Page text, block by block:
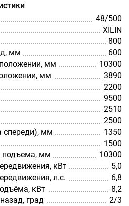
48/500
XILIN
800
мм
600
мм
10300
мм
3890
2200
9500
2510
2500
спереди), мм
1350
1500
подъема, мм
10300
кВт
5,0
л.с.
6,8
кВт
8,2
град
2/3